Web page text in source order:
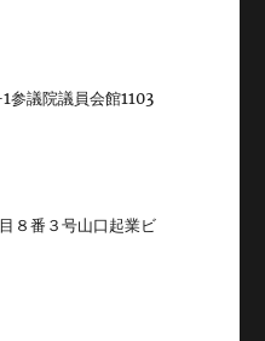
議院議員会館1103
８番３号山口起業ビ